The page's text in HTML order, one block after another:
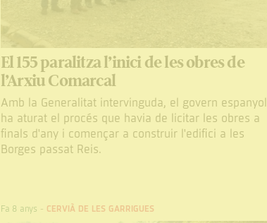
El 155 paralitza l’inici de les obres de
l’Arxiu Comarcal
Amb la Generalitat intervinguda, el govern espanyol
ha aturat el procés que havia de licitar les obres a
finals d'any i començar a construir l'edifici a les
Borges passat Reis.
Fa 8 anys - CERVIÀ DE LES GARRIGUES